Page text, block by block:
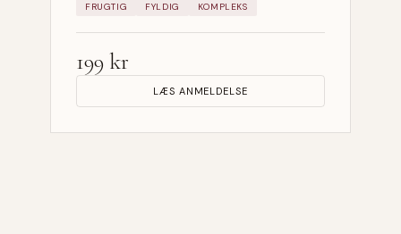
FRUGTIG FYLDIG KOMPLEKS
199 kr
LÆS ANMELDELSE